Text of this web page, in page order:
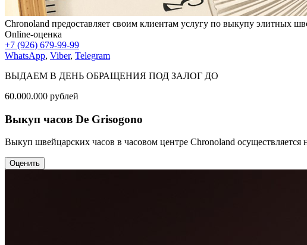
Chronoland предоставляет своим клиентам услугу по выкупу элитных
Online-оценка
+7 (926) 679-99-99
WhatsApp, Viber, Telegram
ВЫДАЕМ В ДЕНЬ ОБРАЩЕНИЯ ПОД ЗАЛОГ ДО
60.000.000 рублей
Выкуп часов De Grisogono
Выкуп швейцарских часов в часовом центре Chronoland
Оценить